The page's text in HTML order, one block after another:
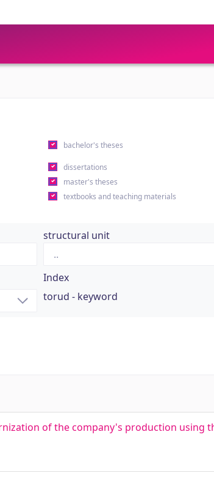
bachelor's theses
dissertations
master's theses
textbooks and teaching materials
structural unit
Index
torud - keyword
of the company's production using